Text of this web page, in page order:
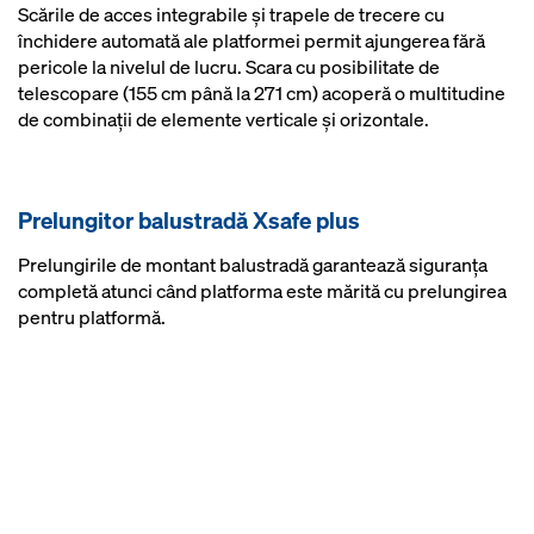
Scările de acces integrabile şi trapele de trecere cu
închidere automată ale platformei permit ajungerea fără
pericole la nivelul de lucru. Scara cu posibilitate de
telescopare (155 cm până la 271 cm) acoperă o multitudine
de combinaţii de elemente verticale şi orizontale.
Prelungitor balustradă Xsafe plus
Prelungirile de montant balustradă garantează siguranţa
completă atunci când platforma este mărită cu prelungirea
pentru platformă.